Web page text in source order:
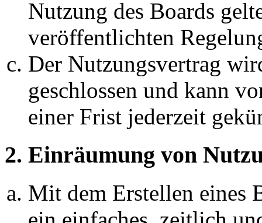
Nutzung des Boards
veröffentlichten
Der Nutzungsvertrag
geschlossen und kann
einer Frist jederzeit
2. Einräumung von
Mit dem Erstellen eines